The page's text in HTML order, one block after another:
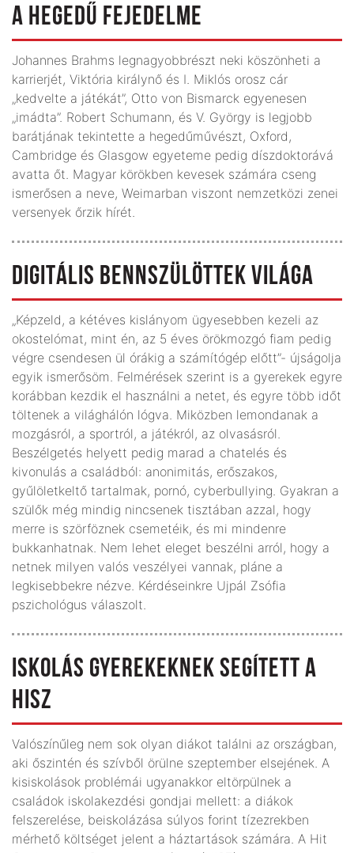
A HEGEDŰ FEJEDELME
Johannes Brahms legnagyobbrészt neki köszönheti a
karrierjét, Viktória királynő és I. Miklós orosz cár
„kedvelte a játékát”, Otto von Bismarck egyenesen
„imádta”. Robert Schumann, és V. György is legjobb
barátjának tekintette a hegedűművészt, Oxford,
Cambridge és Glasgow egyeteme pedig díszdoktorává
avatta őt. Magyar körökben kevesek számára cseng
ismerősen a neve, Weimarban viszont nemzetközi zenei
versenyek őrzik hírét.
DIGITÁLIS BENNSZÜLÖTTEK VILÁGA
„Képzeld, a kétéves kislányom ügyesebben kezeli az
okostelómat, mint én, az 5 éves örökmozgó fiam pedig
végre csendesen ül órákig a számítógép előtt”- újságolja
egyik ismerősöm. Felmérések szerint is a gyerekek egyre
korábban kezdik el használni a netet, és egyre több időt
töltenek a világhálón lógva. Miközben lemondanak a
mozgásról, a sportról, a játékról, az olvasásról.
Beszélgetés helyett pedig marad a chatelés és
kivonulás a családból: anonimitás, erőszakos,
gyűlöletkeltő tartalmak, pornó, cyberbullying. Gyakran a
szülők még mindig nincsenek tisztában azzal, hogy
merre is szörföznek csemetéik, és mi mindenre
bukkanhatnak. Nem lehet eleget beszélni arról, hogy a
netnek milyen valós veszélyei vannak, pláne a
legkisebbekre nézve. Kérdéseinkre Ujpál Zsófia
pszichológus válaszolt.
ISKOLÁS GYEREKEKNEK SEGÍTETT A
HISZ
Valószínűleg nem sok olyan diákot találni az országban,
aki őszintén és szívből örülne szeptember elsejének. A
kisiskolások problémái ugyanakkor eltörpülnek a
családok iskolakezdési gondjai mellett: a diákok
felszerelése, beiskolázása súlyos forint tízezrekben
mérhető költséget jelent a háztartások számára. A Hit